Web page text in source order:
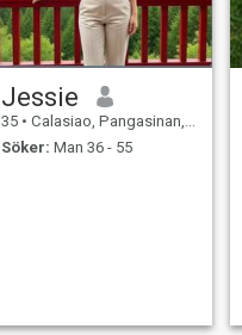
Jessie
35 • Calasiao, Pangasinan, Filippinerna
Söker: Man 36 - 55